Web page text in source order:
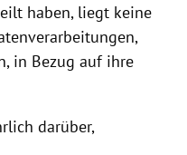
haben, liegt keine
in Bezug auf ihre
darüber,